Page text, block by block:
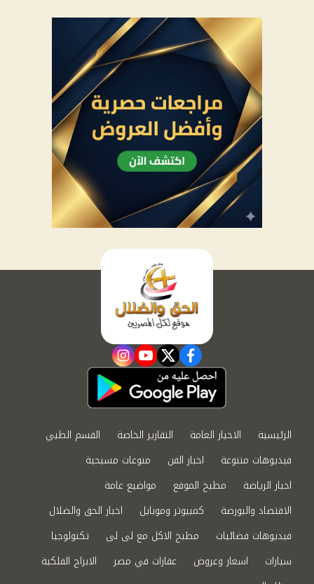
facebook
twitter
youtube
instagram
الرئيسية الاخبار العامة التقارير الخاصة
القسم الطبي
فيديوهات متنوعة
اخبار الفن
منوعات مسيحية
اخبار الرياضة
مطبخ الموقع
مواضيع عامة
الاقتصاد والبورصة
كمبيوتر وموبايل
اخبار الحق والضلال
فيديوهات فضائيات
مطبخ الاكل مع لى لى
تكنولوجيا
سيارات
اسعار وعروض عقارات في مصر
الابراج الفلكية